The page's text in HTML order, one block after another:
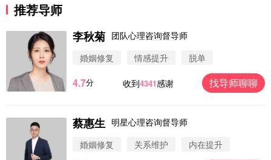
推荐导师
李秋菊 团队心理咨询督导师
婚姻修复
情感提升 脱单
4.7分 收到4341感谢 找导师聊聊
蔡惠生 明星心理咨询督导师
婚姻修复
关系维护 内在提升
微信用户 圆圈 通过此页面咨询，已获得专属情感方
案